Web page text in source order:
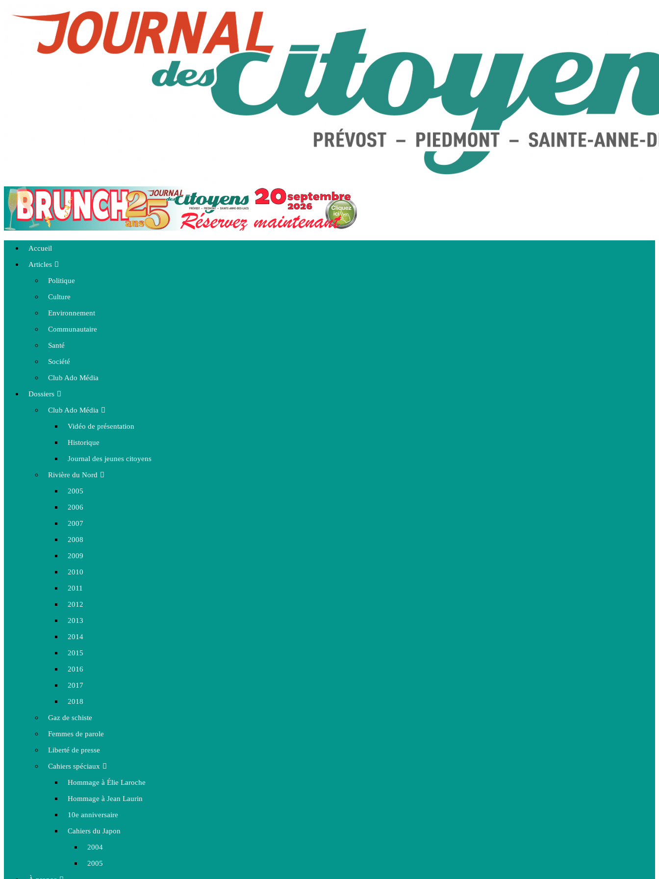
Accueil
Articles
Politique
Culture
Environnement
Communautaire
Santé
Société
Club Ado Média
Dossiers
Club Ado Média
Vidéo de présentation
Historique
Journal des jeunes citoyens
Rivière du Nord
2005
2006
2007
2008
2009
2010
2011
2012
2013
2014
2015
2016
2017
2018
Gaz de schiste
Femmes de parole
Liberté de presse
Cahiers spéciaux
Hommage à Élie Laroche
Hommage à Jean Laurin
10e anniversaire
Cahiers du Japon
2004
2005